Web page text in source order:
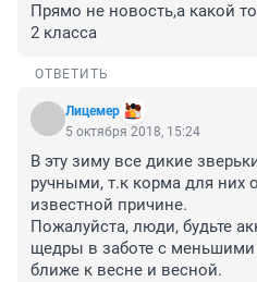
Прямо не новость,а какой
2 класса
ОТВЕТИТЬ
Лицемер
5 октября 2018, 15:24
В эту зиму все дикие
ручными, т.к корма для них
известной причине.
Пожалуйста, люди, будьте
щедры в заботе с меньшими
ближе к весне и весной.